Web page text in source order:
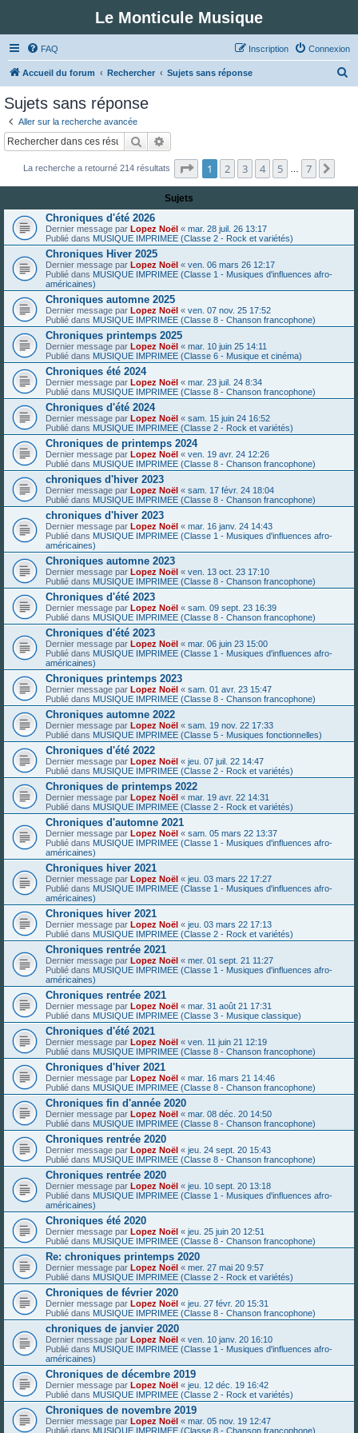
Le Monticule Musique
FAQ Connexion
Inscription
Accueil du forum Rechercher Sujets sans réponse
c
r
Sujets sans réponse
Aller sur la recherche avancée
Rechercher
La recherche a retourné 214 résultats Page sur7
1 2 3 4 5 7
Sujets
Chroniques d'été 2026
Dernier message par Lopez Noël « mar. 28 juil. 26 13:17
Publié dans MUSIQUE IMPRIMEE (Classe 2 - Rock et variétés)
Chroniques Hiver 2025
Dernier message par Lopez Noël « ven. 06 mars 26 12:17
Publié dans MUSIQUE IMPRIMEE (Classe 1 - Musiques d'influences afro-
américaines)
Chroniques automne 2025
Dernier message par Lopez Noël « ven. 07 nov. 25 17:52
Publié dans MUSIQUE IMPRIMEE (Classe 8 - Chanson francophone)
Chroniques printemps 2025
Dernier message par Lopez Noël « mar. 10 juin 25 14:11
Publié dans MUSIQUE IMPRIMEE (Classe 6 - Musique et cinéma)
Chroniques été 2024
Dernier message par Lopez Noël « mar. 23 juil. 24 8:34
Publié dans MUSIQUE IMPRIMEE (Classe 8 - Chanson francophone)
Chroniques d'été 2024
Dernier message par Lopez Noël « sam. 15 juin 24 16:52
Publié dans MUSIQUE IMPRIMEE (Classe 2 - Rock et variétés)
Chroniques de printemps 2024
Dernier message par Lopez Noël « ven. 19 avr. 24 12:26
Publié dans MUSIQUE IMPRIMEE (Classe 8 - Chanson francophone)
chroniques d'hiver 2023
Dernier message par Lopez Noël « sam. 17 févr. 24 18:04
Publié dans MUSIQUE IMPRIMEE (Classe 8 - Chanson francophone)
chroniques d'hiver 2023
Dernier message par Lopez Noël « mar. 16 janv. 24 14:43
Publié dans MUSIQUE IMPRIMEE (Classe 1 - Musiques d'influences afro-
américaines)
Chroniques automne 2023
Dernier message par Lopez Noël « ven. 13 oct. 23 17:10
Publié dans MUSIQUE IMPRIMEE (Classe 8 - Chanson francophone)
Chroniques d'été 2023
Dernier message par Lopez Noël « sam. 09 sept. 23 16:39
Publié dans MUSIQUE IMPRIMEE (Classe 8 - Chanson francophone)
Chroniques d'été 2023
Dernier message par Lopez Noël « mar. 06 juin 23 15:00
Publié dans MUSIQUE IMPRIMEE (Classe 1 - Musiques d'influences afro-
américaines)
Chroniques printemps 2023
Dernier message par Lopez Noël « sam. 01 avr. 23 15:47
Publié dans MUSIQUE IMPRIMEE (Classe 8 - Chanson francophone)
Chroniques automne 2022
Dernier message par Lopez Noël « sam. 19 nov. 22 17:33
Publié dans MUSIQUE IMPRIMEE (Classe 5 - Musiques fonctionnelles)
Chroniques d'été 2022
Dernier message par Lopez Noël « jeu. 07 juil. 22 14:47
Publié dans MUSIQUE IMPRIMEE (Classe 2 - Rock et variétés)
Chroniques de printemps 2022
Dernier message par Lopez Noël « mar. 19 avr. 22 14:31
Publié dans MUSIQUE IMPRIMEE (Classe 2 - Rock et variétés)
Chroniques d'automne 2021
Dernier message par Lopez Noël « sam. 05 mars 22 13:37
Publié dans MUSIQUE IMPRIMEE (Classe 1 - Musiques d'influences afro-
américaines)
Chroniques hiver 2021
Dernier message par Lopez Noël « jeu. 03 mars 22 17:27
Publié dans MUSIQUE IMPRIMEE (Classe 1 - Musiques d'influences afro-
américaines)
Chroniques hiver 2021
Dernier message par Lopez Noël « jeu. 03 mars 22 17:13
Publié dans MUSIQUE IMPRIMEE (Classe 2 - Rock et variétés)
Chroniques rentrée 2021
Dernier message par Lopez Noël « mer. 01 sept. 21 11:27
Publié dans MUSIQUE IMPRIMEE (Classe 1 - Musiques d'influences afro-
américaines)
Chroniques rentrée 2021
Dernier message par Lopez Noël « mar. 31 août 21 17:31
Publié dans MUSIQUE IMPRIMEE (Classe 3 - Musique classique)
Chroniques d'été 2021
Dernier message par Lopez Noël « ven. 11 juin 21 12:19
Publié dans MUSIQUE IMPRIMEE (Classe 8 - Chanson francophone)
Chroniques d'hiver 2021
Dernier message par Lopez Noël « mar. 16 mars 21 14:46
Publié dans MUSIQUE IMPRIMEE (Classe 8 - Chanson francophone)
Chroniques fin d'année 2020
Dernier message par Lopez Noël « mar. 08 déc. 20 14:50
Publié dans MUSIQUE IMPRIMEE (Classe 8 - Chanson francophone)
Chroniques rentrée 2020
Dernier message par Lopez Noël « jeu. 24 sept. 20 15:43
Publié dans MUSIQUE IMPRIMEE (Classe 8 - Chanson francophone)
Chroniques rentrée 2020
Dernier message par Lopez Noël « jeu. 10 sept. 20 13:18
Publié dans MUSIQUE IMPRIMEE (Classe 1 - Musiques d'influences afro-
américaines)
Chroniques été 2020
Dernier message par Lopez Noël « jeu. 25 juin 20 12:51
Publié dans MUSIQUE IMPRIMEE (Classe 8 - Chanson francophone)
Re: chroniques printemps 2020
Dernier message par Lopez Noël « mer. 27 mai 20 9:57
Publié dans MUSIQUE IMPRIMEE (Classe 2 - Rock et variétés)
Chroniques de février 2020
Dernier message par Lopez Noël « jeu. 27 févr. 20 15:31
Publié dans MUSIQUE IMPRIMEE (Classe 8 - Chanson francophone)
chroniques de janvier 2020
Dernier message par Lopez Noël « ven. 10 janv. 20 16:10
Publié dans MUSIQUE IMPRIMEE (Classe 1 - Musiques d'influences afro-
américaines)
Chroniques de décembre 2019
Dernier message par Lopez Noël « jeu. 12 déc. 19 16:42
Publié dans MUSIQUE IMPRIMEE (Classe 2 - Rock et variétés)
Chroniques de novembre 2019
Dernier message par Lopez Noël « mar. 05 nov. 19 12:47
Publié dans MUSIQUE IMPRIMEE (Classe 8 - Chanson francophone)